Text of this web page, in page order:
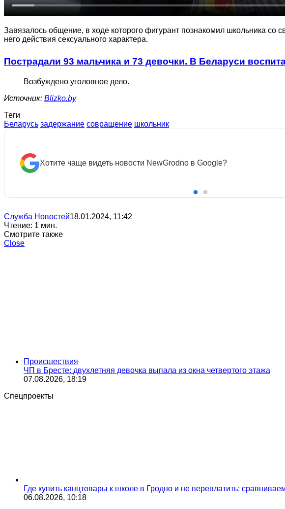
Завязалось общение, в ходе которого фигурант познакомил школьника
него действия сексуального характера.
Пострадали 93 мальчика и 73 девочки. В Беларуси
Возбуждено уголовное дело.
Источник: Blizko.by
Теги
Беларусь задержание совращение школьник
Хотите чаще видеть новости NewGrodno в Google?
Служба Новостей18.01.2024, 11:42
Чтение: 1 мин.
Смотрите также
Close
Происшествия
ЧП в Бресте: двухлетняя девочка выпала из окна четвертого этажа
07.08.2026, 18:19
Спецпроекты
Где купить канцтовары к школе в Гродно и не переплатить:
06.08.2026, 10:18